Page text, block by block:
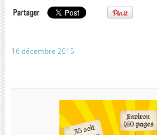
16 décembre 2015